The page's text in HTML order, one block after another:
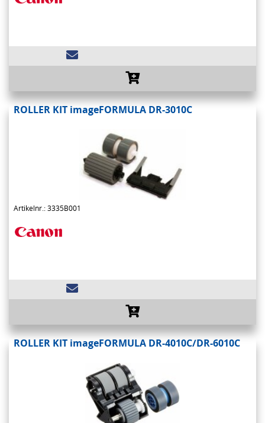
ROLLER KIT imageFORMULA DR-3010C
Artikelnr.: 3335B001
ROLLER KIT imageFORMULA DR-4010C/DR-6010C